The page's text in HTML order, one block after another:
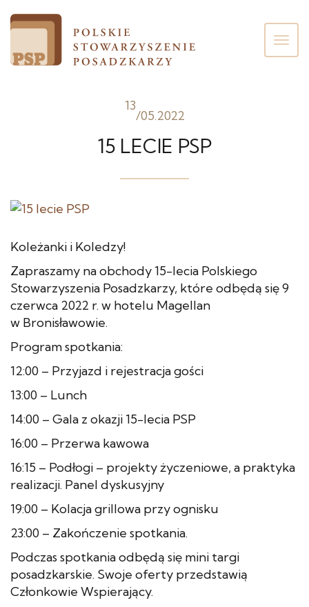
13
/05.2022
15 LECIE PSP
Koleżanki i Koledzy!
Zapraszamy na obchody 15-lecia Polskiego
Stowarzyszenia Posadzkarzy, które odbędą się 9
czerwca 2022 r. w hotelu Magellan
w Bronisławowie.
Program spotkania:
12:00 – Przyjazd i rejestracja gości
13:00 – Lunch
14:00 – Gala z okazji 15-lecia PSP
16:00 – Przerwa kawowa
16:15 – Podłogi – projekty życzeniowe, a praktyka
realizacji. Panel dyskusyjny
19:00 – Kolacja grillowa przy ognisku
23:00 – Zakończenie spotkania.
Podczas spotkania odbędą się mini targi
posadzkarskie. Swoje oferty przedstawią
Członkowie Wspierający.